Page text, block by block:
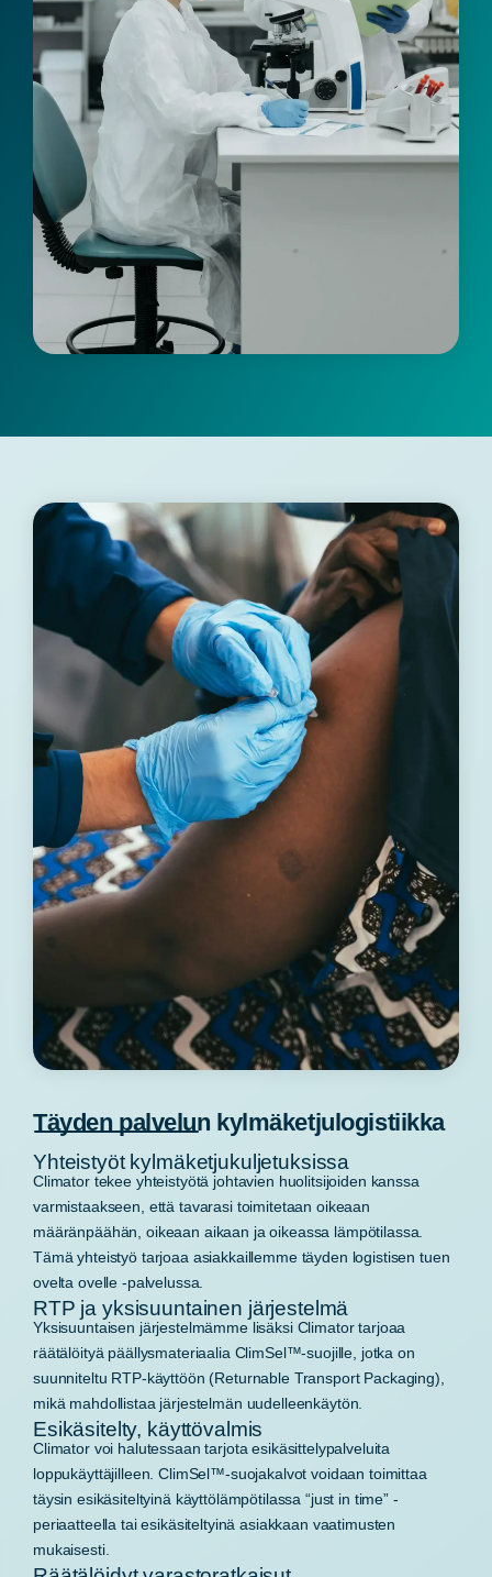
Täyden palvelun kylmäketjulogistiikka
Yhteistyöt kylmäketjukuljetuksissa
Climator tekee yhteistyötä johtavien huolitsijoiden kanssa
varmistaakseen, että tavarasi toimitetaan oikeaan
määränpäähän, oikeaan aikaan ja oikeassa lämpötilassa.
Tämä yhteistyö tarjoaa asiakkaillemme täyden logistisen tuen
ovelta ovelle -palvelussa.
RTP ja yksisuuntainen järjestelmä
Yksisuuntaisen järjestelmämme lisäksi Climator tarjoaa
räätälöityä päällysmateriaalia ClimSel™-suojille, jotka on
suunniteltu RTP-käyttöön (Returnable Transport Packaging),
mikä mahdollistaa järjestelmän uudelleenkäytön.
Esikäsitelty, käyttövalmis
Climator voi halutessaan tarjota esikäsittelypalveluita
loppukäyttäjilleen. ClimSel™-suojakalvot voidaan toimittaa
täysin esikäsiteltyinä käyttölämpötilassa “just in time” -
periaatteella tai esikäsiteltyinä asiakkaan vaatimusten
mukaisesti.